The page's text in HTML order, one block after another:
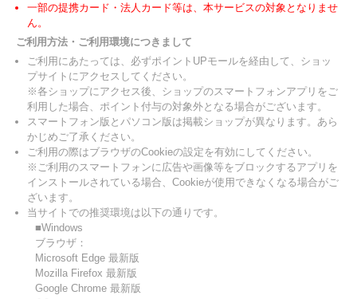
一部の提携カード・法人カード等は、本サービスの対象となりませ
ん。
ご利用方法・ご利用環境につきまして
ご利用にあたっては、必ずポイントUPモールを経由して、ショッ
プサイトにアクセスしてください。
※各ショップにアクセス後、ショップのスマートフォンアプリをご
利用した場合、ポイント付与の対象外となる場合がございます。
スマートフォン版とパソコン版は掲載ショップが異なります。あら
かじめご了承ください。
ご利用の際はブラウザのCookieの設定を有効にしてください。
※ご利用のスマートフォンに広告や画像等をブロックするアプリを
インストールされている場合、Cookieが使用できなくなる場合がご
ざいます。
当サイトでの推奨環境は以下の通りです。
■Windows
ブラウザ：
Microsoft Edge 最新版
Mozilla Firefox 最新版
Google Chrome 最新版